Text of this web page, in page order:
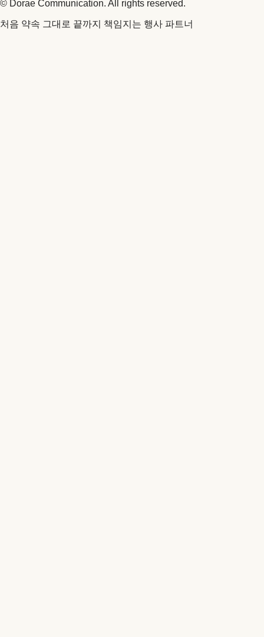
© Dorae Communication. All rights reserved.
처음 약속 그대로 끝까지 책임지는 행사 파트너